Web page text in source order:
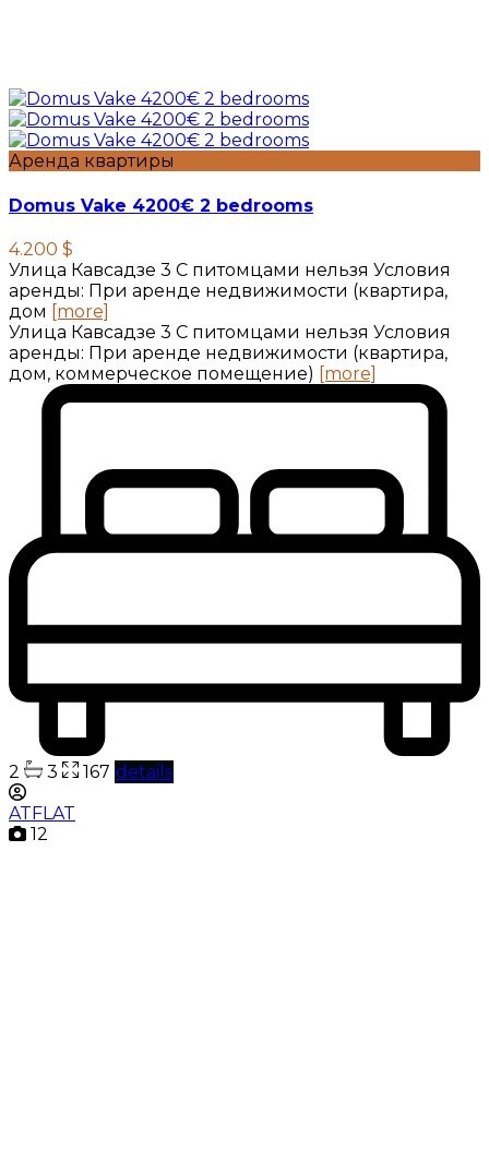
Аренда квартиры
Domus Vake 4200€ 2 bedrooms
4.200 $
Улица Кавсадзе 3 C питомцами нельзя Условия
аренды: При аренде недвижимости (квартира,
дом [more]
Улица Кавсадзе 3 C питомцами нельзя Условия
аренды: При аренде недвижимости (квартира,
дом, коммерческое помещение) [more]
2 3 167 details
ATFLAT
12